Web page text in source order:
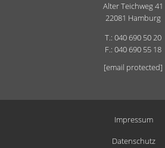
Alter Teichweg 41
22081 Hamburg
T.: 040 690 50 20
F.: 040 690 55 18
[email protected]
Impressum
Datenschutz